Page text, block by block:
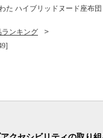
イーツ デザー
た ハイブリッドヌード座布
ランキング